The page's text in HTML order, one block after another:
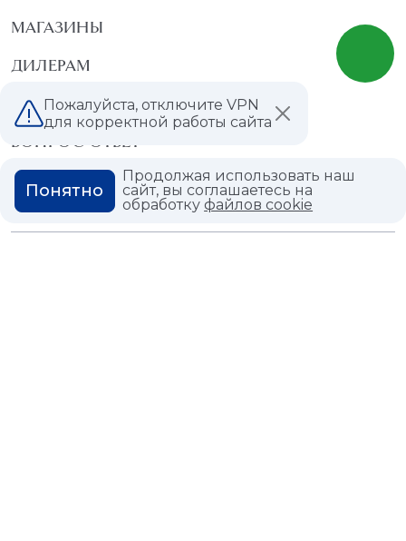
МАГАЗИНЫ
ДИЛЕРАМ
ВАКАНСИИ
ВОПРОС ОТВЕТ
ГЛОССАРИЙ
Пожалуйста, отключите VPN
для корректной работы сайта
Продолжая использовать наш
сайт, вы соглашаетесь на
обработкуфайлов cookie
Понятно